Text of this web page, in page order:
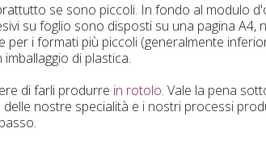
se sono piccoli. In fondo al modulo
su foglio sono disposti su una pagina
per i formati più piccoli (generalmente
di plastica.
di farli produrre in rotolo. Vale la pena
nostre specialità e i nostri processi